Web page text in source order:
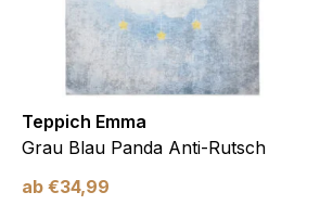
Teppich Emma
Grau Blau Panda Anti-Rutsch
ab €34,99